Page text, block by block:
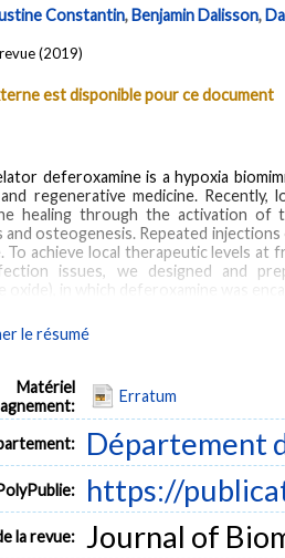
Constantin,Benjamin Dalisson,
(2019)
est disponible pour ce document
le résumé
deferoxamine is a hypoxia
regenerative medicine.
healing through the activation of
and osteogenesis. Repeated
To achieve local therapeutic levels at
issues, we designed and
oxide), in which deferoxamine was
release carrier offers a
a 14-day period to selectively
Matériel
Erratum
Département
https://
la revue: Journal of